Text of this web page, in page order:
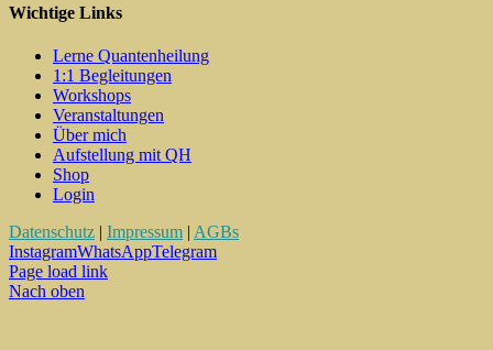
Wichtige Links
Lerne Quantenheilung
1:1 Begleitungen
Workshops
Veranstaltungen
Über mich
Aufstellung mit QH
Shop
Login
Datenschutz | Impressum | AGBs
InstagramWhatsAppTelegram
Page load link
Nach oben